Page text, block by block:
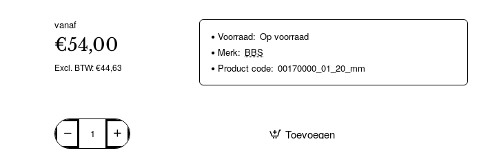
vanaf
€54,00
Excl. BTW: €44,63
Voorraad: Op voorraad
Merk: BBS
Product code: 00170000_01_20_mm
Toevoegen